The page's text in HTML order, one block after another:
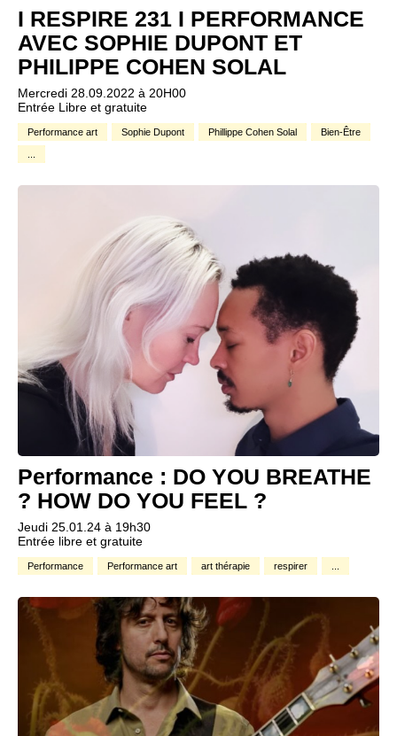
I RESPIRE 231 I PERFORMANCE
AVEC SOPHIE DUPONT ET
PHILIPPE COHEN SOLAL
Mercredi 28.09.2022 à 20H00
Entrée Libre et gratuite
Performance art Sophie Dupont Phillippe Cohen Solal Bien-Être
Performance : DO YOU BREATHE
? HOW DO YOU FEEL ?
Jeudi 25.01.24 à 19h30
Entrée libre et gratuite
Performance Performance art art thérapie respirer